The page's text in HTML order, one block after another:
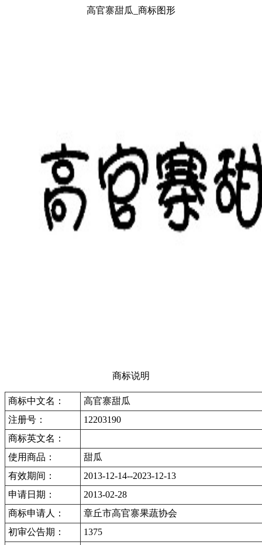
高官寨甜瓜_商标图形
商标说明
商标中文名：
高官寨甜瓜
注册号：
12203190
商标英文名：
使用商品：
甜瓜
有效期间：
2013-12-14--2023-12-13
申请日期：
2013-02-28
商标申请人：
章丘市高官寨果蔬协会
初审公告期：
1375